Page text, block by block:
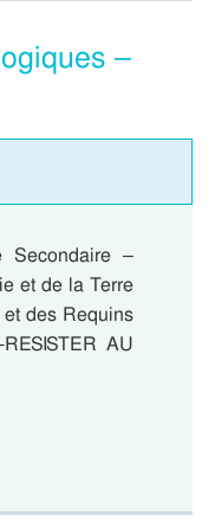
–
Secondaire –
et de la Terre
des Requins
AU